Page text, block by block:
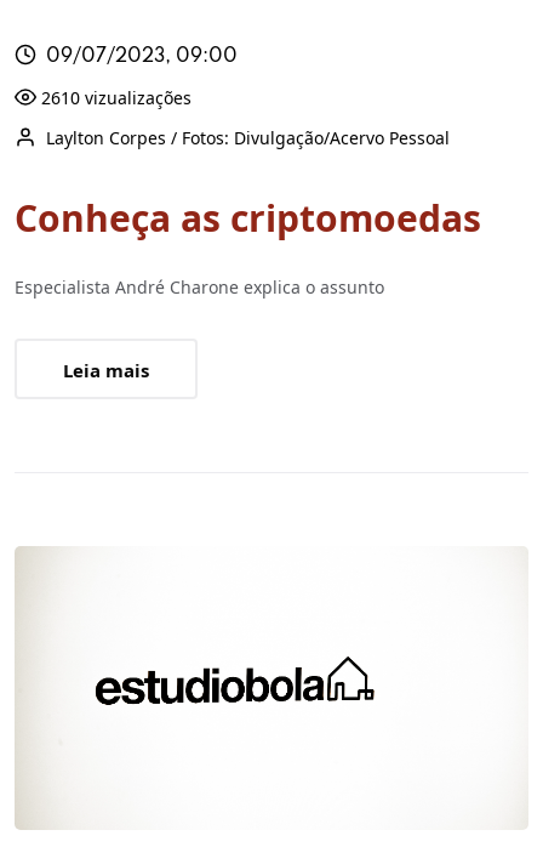
09/07/2023, 09:00
2610 vizualizações
Laylton Corpes / Fotos: Divulgação/Acervo Pessoal
Conheça as criptomoedas
Especialista André Charone explica o assunto
Leia mais